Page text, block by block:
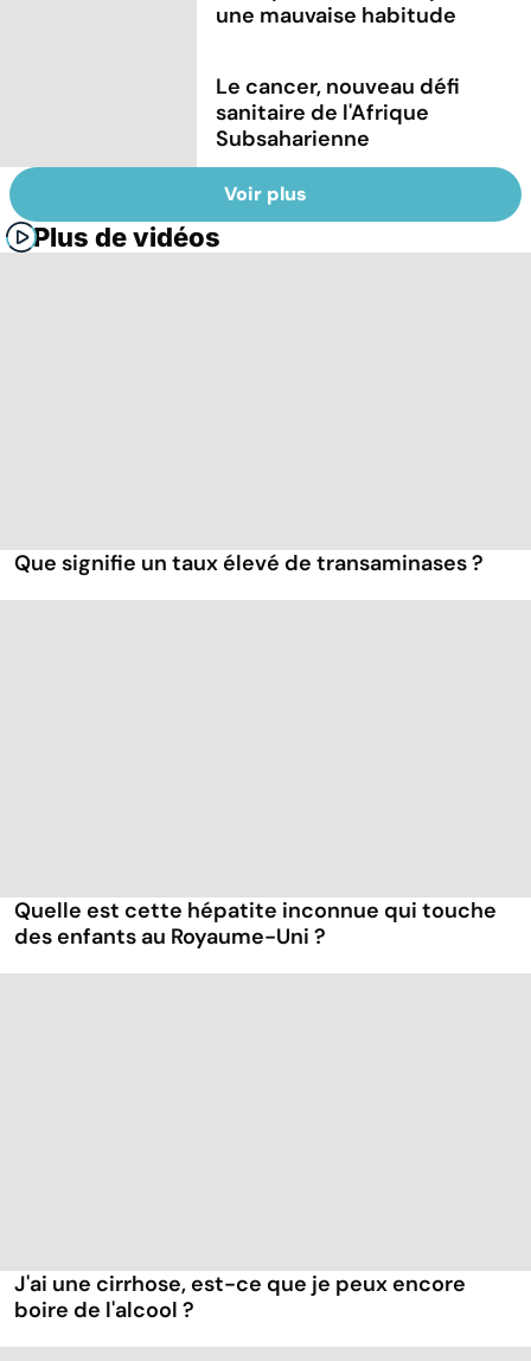
une mauvaise habitude
Le cancer, nouveau défi
sanitaire de l'Afrique
Subsaharienne
Voir plus
Plus de vidéos
Que signifie un taux élevé de transaminases ?
Quelle est cette hépatite inconnue qui touche
des enfants au Royaume-Uni ?
J'ai une cirrhose, est-ce que je peux encore
boire de l'alcool ?